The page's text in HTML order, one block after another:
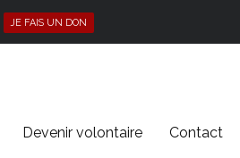
JE FAIS UN DON
Devenir volontaire Contact